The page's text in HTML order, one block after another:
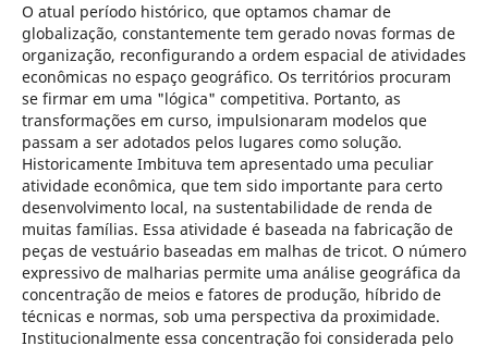
O atual período histórico, que optamos chamar de
globalização, constantemente tem gerado novas formas de
organização, reconfigurando a ordem espacial de atividades
econômicas no espaço geográfico. Os territórios procuram
se firmar em uma "lógica" competitiva. Portanto, as
transformações em curso, impulsionaram modelos que
passam a ser adotados pelos lugares como solução.
Historicamente Imbituva tem apresentado uma peculiar
atividade econômica, que tem sido importante para certo
desenvolvimento local, na sustentabilidade de renda de
muitas famílias. Essa atividade é baseada na fabricação de
peças de vestuário baseadas em malhas de tricot. O número
expressivo de malharias permite uma análise geográfica da
concentração de meios e fatores de produção, híbrido de
técnicas e normas, sob uma perspectiva da proximidade.
Institucionalmente essa concentração foi considerada pelo